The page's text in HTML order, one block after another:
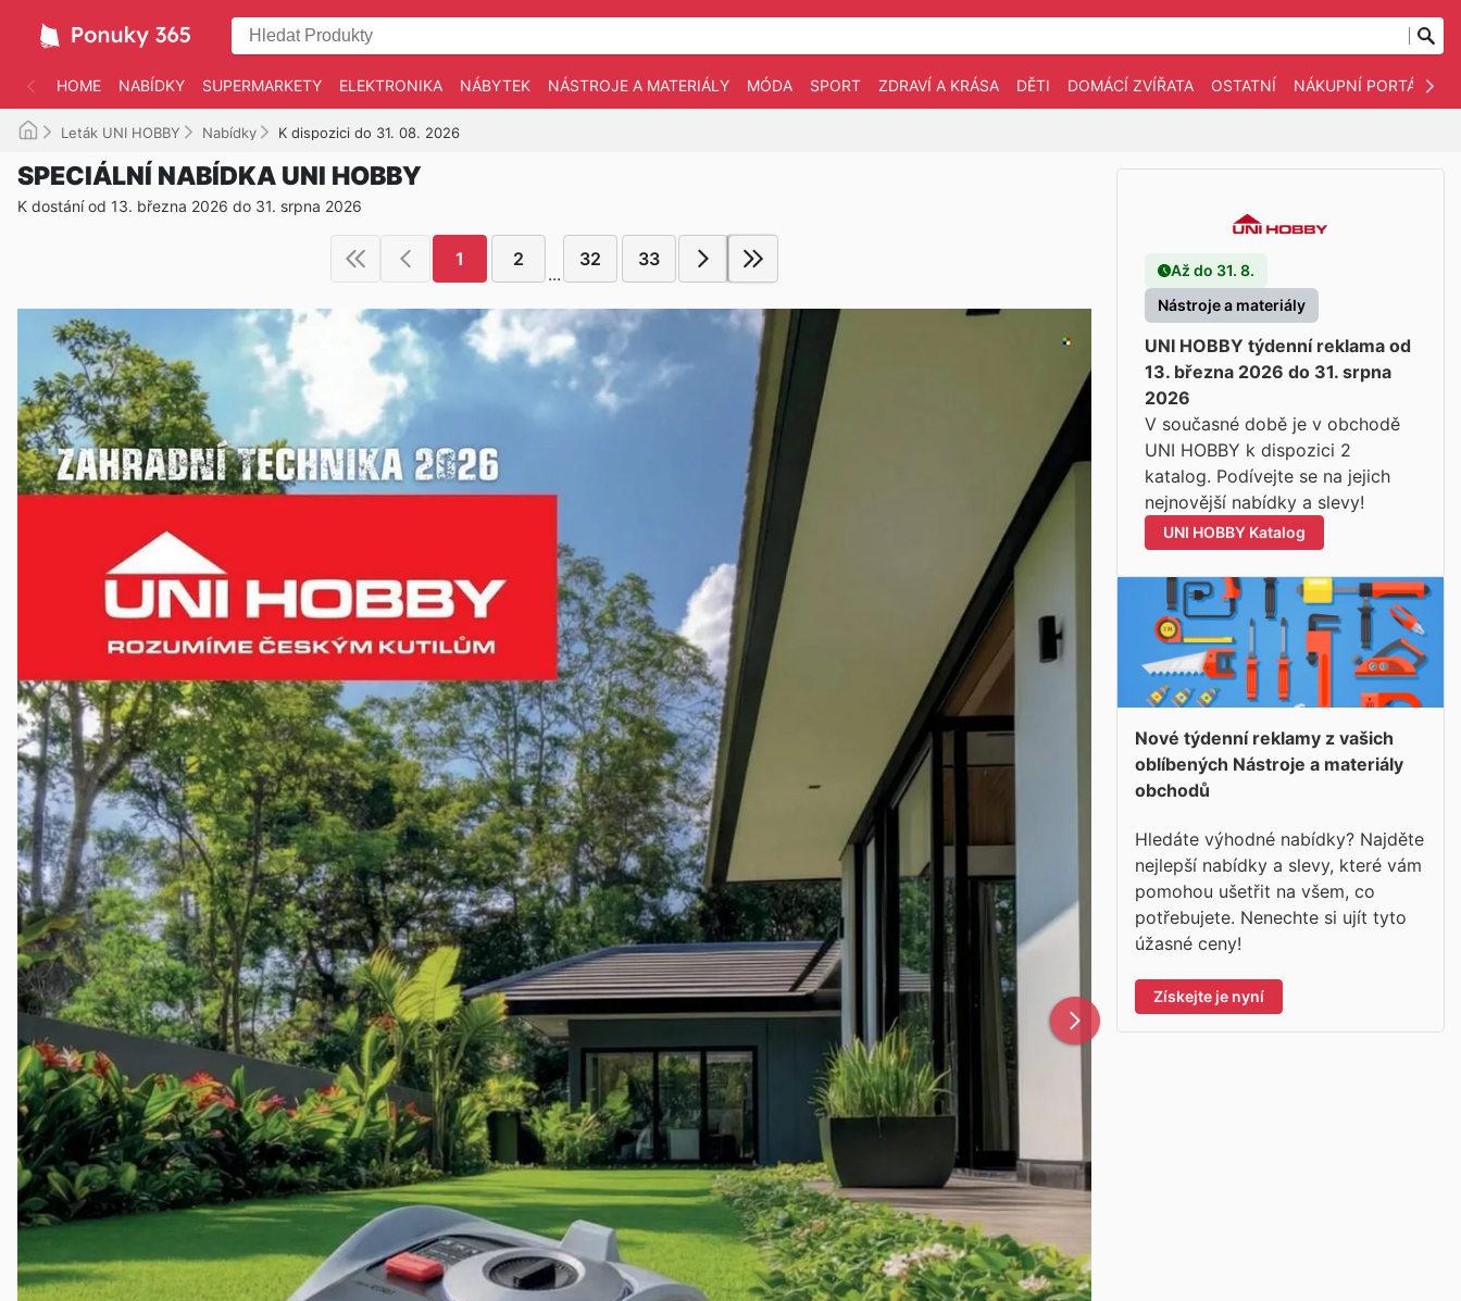
HOME NABÍDKY SUPERMARKETY ELEKTRONIKA NÁBYTEK NÁSTROJE A MATERIÁLY MÓDA SPORT ZDRAVÍ A KRÁSA DĚTI DOMÁCÍ ZVÍŘATA OSTATNÍ NÁKUPNÍ PORTÁLY
Leták UNI HOBBY Nabídky K dispozici do 31. 08. 2026
SPECIÁLNÍ NABÍDKA UNI HOBBY
K dostání od 13. března 2026 do 31. srpna 2026
1 2
...
32 33
Až do 31. 8.
Nástroje a materiály
UNI HOBBY týdenní reklama od
13. března 2026 do 31. srpna
2026
V současné době je v obchodě
UNI HOBBY k dispozici 2
katalog. Podívejte se na jejich
nejnovější nabídky a slevy!
UNI HOBBY Katalog
Nové týdenní reklamy z vašich
oblíbených Nástroje a materiály
obchodů
Hledáte výhodné nabídky? Najděte
nejlepší nabídky a slevy, které vám
pomohou ušetřit na všem, co
potřebujete. Nenechte si ujít tyto
úžasné ceny!
Získejte je nyní